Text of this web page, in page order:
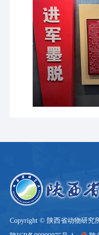
Copyright © 陕西省动物研